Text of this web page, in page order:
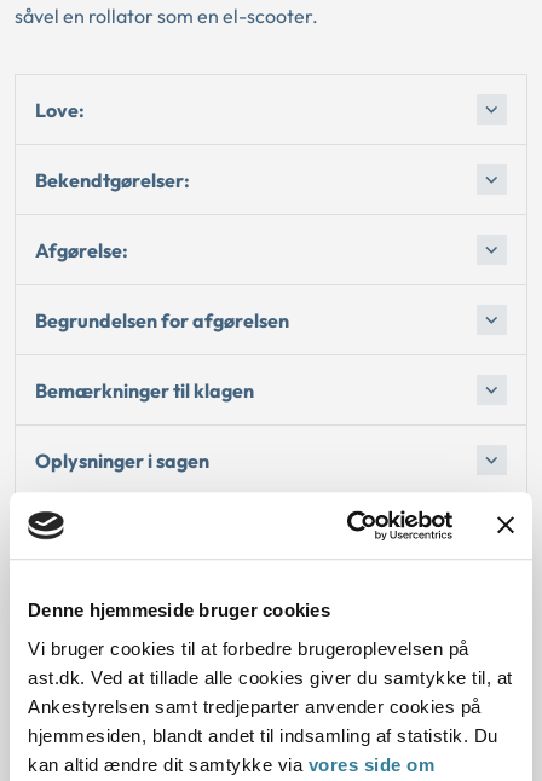
Denne hjemmeside bruger cookies
Vi bruger cookies til at forbedre brugeroplevelsen på
ast.dk. Ved at tillade alle cookies giver du samtykke til, at
Ankestyrelsen samt tredjeparter anvender cookies på
hjemmesiden, blandt andet til indsamling af statistik. Du
kan altid ændre dit samtykke via vores side om
såvel en rollator som en el-scooter.
Love:
Bekendtgørelser:
Afgørelse:
Begrundelsen for afgørelsen
Bemærkninger til klagen
Oplysninger i sagen
Sagsfremstilling
Formålet med behandlingen af sagen
Dato for underskrift